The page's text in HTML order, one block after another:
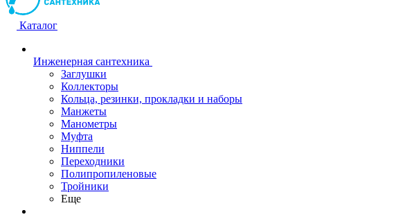
Каталог
Инженерная сантехника
Заглушки
Коллекторы
Кольца, резинки, прокладки и наборы
Манжеты
Манометры
Муфта
Ниппели
Переходники
Полипропиленовые
Тройники
Еще